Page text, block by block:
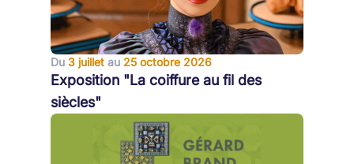
Du 3 juillet au 25 octobre 2026
Exposition "La coiffure au fil des
siècles"